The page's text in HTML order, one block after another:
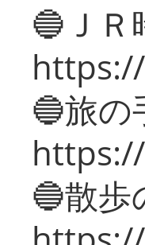
🔵ＪＲ
🔵旅の
🔵散歩